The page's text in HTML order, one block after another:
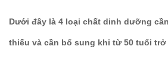
Dưới đây là 4 loại chất dinh dưỡng
thiếu và cần bổ sung khi từ 50 tuổi trở